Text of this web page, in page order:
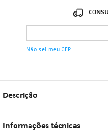
Não sei meu CEP
Descrição
Informações técnicas